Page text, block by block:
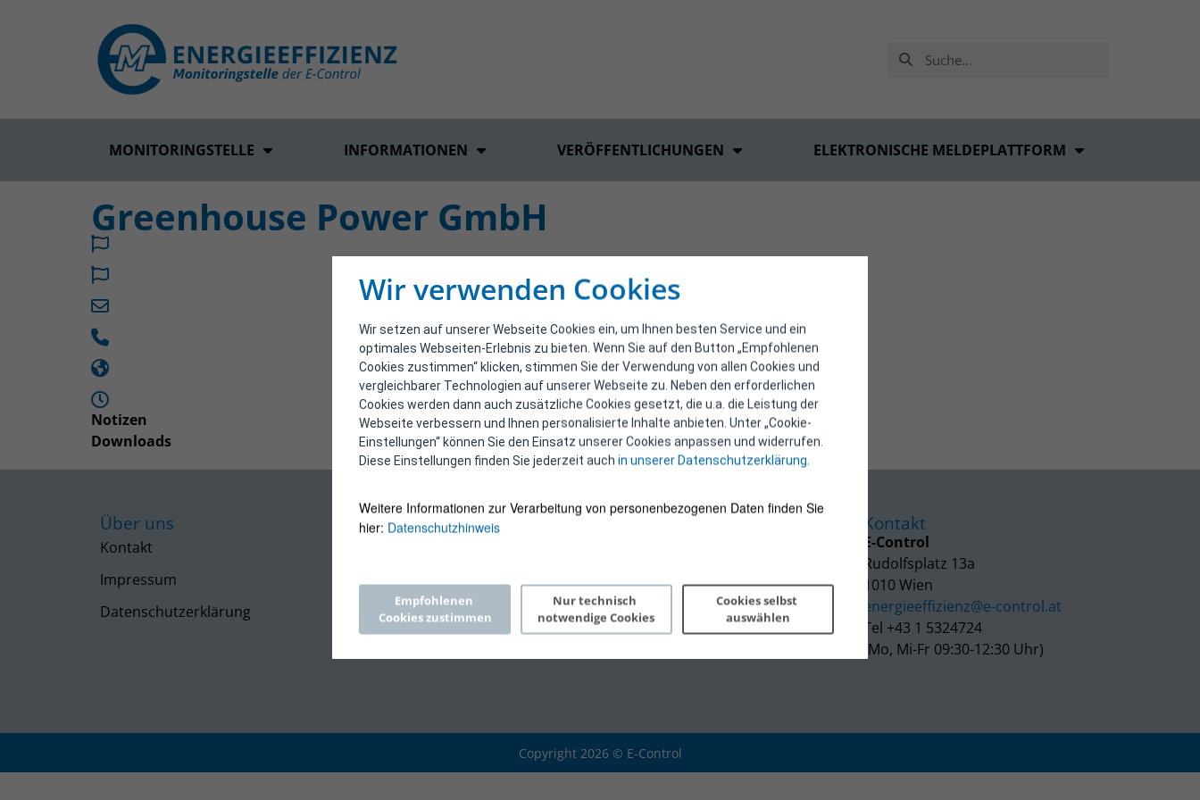
Wir verwenden Cookies
Wir setzen auf unserer Webseite Cookies ein, um Ihnen besten Service und ein
optimales Webseiten-Erlebnis zu bieten. Wenn Sie auf den Button „Empfohlenen
Cookies zustimmen“ klicken, stimmen Sie der Verwendung von allen Cookies und
vergleichbarer Technologien auf unserer Webseite zu. Neben den erforderlichen
Cookies werden dann auch zusätzliche Cookies gesetzt, die u.a. die Leistung der
Webseite verbessern und Ihnen personalisierte Inhalte anbieten. Unter „Cookie-
Einstellungen“ können Sie den Einsatz unserer Cookies anpassen und widerrufen.
Diese Einstellungen finden Sie jederzeit auch in unserer Datenschutzerklärung.
Weitere Informationen zur Verarbeitung von personenbezogenen Daten finden Sie
hier: Datenschutzhinweis
Empfohlenen
Cookies zustimmen
Nur technisch
notwendige Cookies
Cookies selbst
auswählen
MONITORINGSTELLE INFORMATIONEN VERÖFFENTLICHUNGEN ELEKTRONISCHE MELDEPLATTFORM
Greenhouse Power GmbH
Notizen
Downloads
Über uns
Kontakt
Impressum
Datenschutzerklärung
Kontakt
E-Control
Rudolfsplatz 13a
1010 Wien
energieeffizienz@e-control.at
Tel +43 1 5324724
(Mo, Mi-Fr 09:30-12:30 Uhr)
Copyright 2026 © E-Control